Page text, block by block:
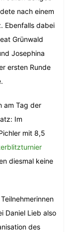
nach einem
Ebenfalls dabei
Grünwald
Josephina
ersten Runde
am Tag der
Im
mit 8,5
diesmal keine
Daniel Lieb also
des